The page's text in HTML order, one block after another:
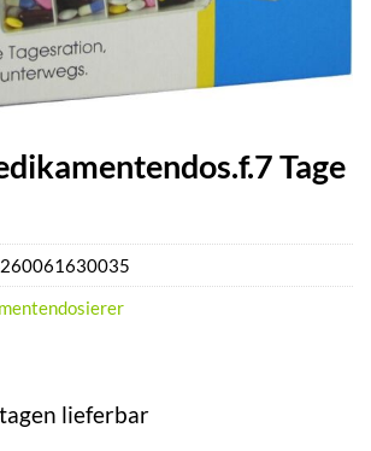
Tage
lieferbar